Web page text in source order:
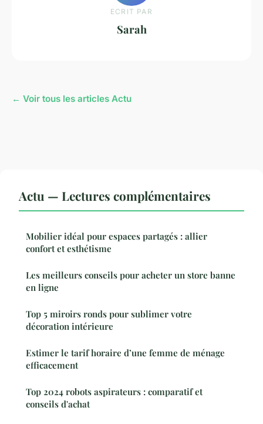
ECRIT PAR
Sarah
← Voir tous les articles Actu
Actu — Lectures complémentaires
Mobilier idéal pour espaces partagés : allier
confort et esthétisme
Les meilleurs conseils pour acheter un store banne
en ligne
Top 5 miroirs ronds pour sublimer votre
décoration intérieure
Estimer le tarif horaire d’une femme de ménage
efficacement
Top 2024 robots aspirateurs : comparatif et
conseils d'achat